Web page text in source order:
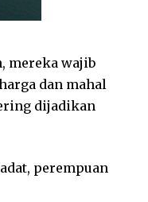
mereka wajib
dan mahal
dijadikan
perempuan